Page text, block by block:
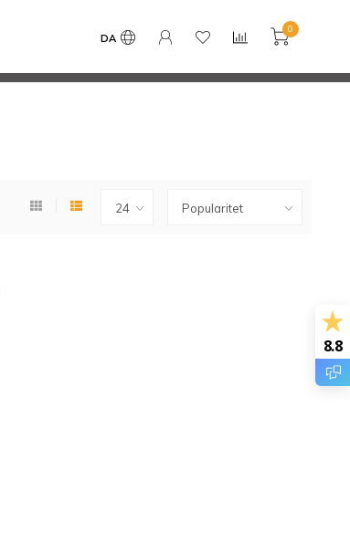
DA
0
8.8